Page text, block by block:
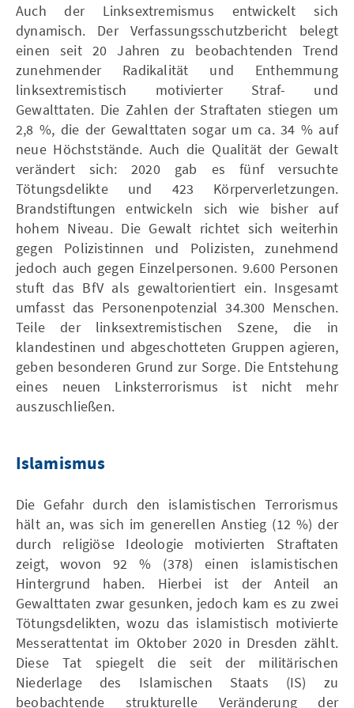
Auch der Linksextremismus entwickelt sich
dynamisch. Der Verfassungsschutzbericht belegt
einen seit 20 Jahren zu beobachtenden Trend
zunehmender Radikalität und Enthemmung
linksextremistisch motivierter Straf- und
Gewalttaten. Die Zahlen der Straftaten stiegen um
2,8 %, die der Gewalttaten sogar um ca. 34 % auf
neue Höchststände. Auch die Qualität der Gewalt
verändert sich: 2020 gab es fünf versuchte
Tötungsdelikte und 423 Körperverletzungen.
Brandstiftungen entwickeln sich wie bisher auf
hohem Niveau. Die Gewalt richtet sich weiterhin
gegen Polizistinnen und Polizisten, zunehmend
jedoch auch gegen Einzelpersonen. 9.600 Personen
stuft das BfV als gewaltorientiert ein. Insgesamt
umfasst das Personenpotenzial 34.300 Menschen.
Teile der linksextremistischen Szene, die in
klandestinen und abgeschotteten Gruppen agieren,
geben besonderen Grund zur Sorge. Die Entstehung
eines neuen Linksterrorismus ist nicht mehr
auszuschließen.
Islamismus
Die Gefahr durch den islamistischen Terrorismus
hält an, was sich im generellen Anstieg (12 %) der
durch religiöse Ideologie motivierten Straftaten
zeigt, wovon 92 % (378) einen islamistischen
Hintergrund haben. Hierbei ist der Anteil an
Gewalttaten zwar gesunken, jedoch kam es zu zwei
Tötungsdelikten, wozu das islamistisch motivierte
Messerattentat im Oktober 2020 in Dresden zählt.
Diese Tat spiegelt die seit der militärischen
Niederlage des Islamischen Staats (IS) zu
beobachtende strukturelle Veränderung der